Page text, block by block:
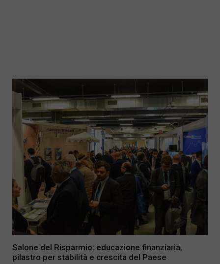
Salone del Risparmio: educazione finanziaria,
pilastro per stabilità e crescita del Paese